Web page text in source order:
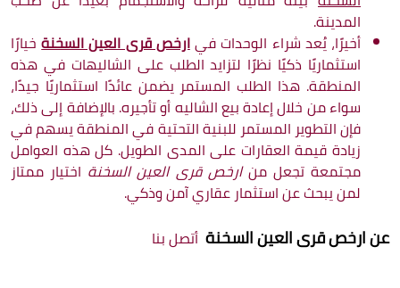
المدينة.
أخيرًا، يُعد شراء الوحدات فيارخص قرى العين السخنةخيارًا
استثماريًا ذكيًا نظرًا لتزايد الطلب على الشاليهات في هذه
المنطقة. هذا الطلب المستمر يضمن عائدًا استثماريًا جيدًا،
سواء من خلال إعادة بيع الشاليه أو تأجيره. بالإضافة إلى ذلك،
فإن التطوير المستمر للبنية التحتية في المنطقة يسهم في
زيادة قيمة العقارات على المدى الطويل. كل هذه العوامل
مجتمعة تجعل منارخص قرى العين السخنة اختيار ممتاز
لمن يبحث عن استثمار عقاري آمن وذكي.
عن ارخص قرى العين السخنة أتصل بنا